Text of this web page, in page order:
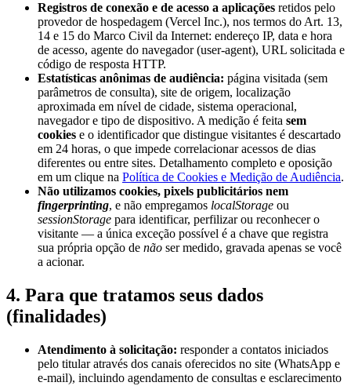
Registros de conexão e de acesso a aplicações retidos pelo
provedor de hospedagem (Vercel Inc.), nos termos do Art. 13,
14 e 15 do Marco Civil da Internet: endereço IP, data e hora
de acesso, agente do navegador (user-agent), URL solicitada e
código de resposta HTTP.
Estatísticas anônimas de audiência: página visitada (sem
parâmetros de consulta), site de origem, localização
aproximada em nível de cidade, sistema operacional,
navegador e tipo de dispositivo. A medição é feita sem
cookies e o identificador que distingue visitantes é descartado
em 24 horas, o que impede correlacionar acessos de dias
diferentes ou entre sites. Detalhamento completo e oposição
em um clique na Política de Cookies e Medição de Audiência.
Não utilizamos cookies, pixels publicitários nem
fingerprinting, e não empregamos localStorage ou
sessionStorage para identificar, perfilizar ou reconhecer o
visitante — a única exceção possível é a chave que registra
sua própria opção de não ser medido, gravada apenas se você
a acionar.
4. Para que tratamos seus dados
(finalidades)
Atendimento à solicitação: responder a contatos iniciados
pelo titular através dos canais oferecidos no site (WhatsApp e
e-mail), incluindo agendamento de consultas e esclarecimento